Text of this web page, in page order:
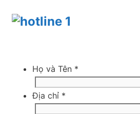
Họ và Tên *
Địa chỉ *